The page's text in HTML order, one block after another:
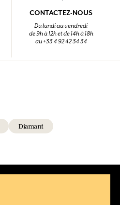
CONTACTEZ-NOUS
Du lundi au vendredi
de 9h à 12h et de 14h à 18h
au +33 4 92 42 34 34
Diamant